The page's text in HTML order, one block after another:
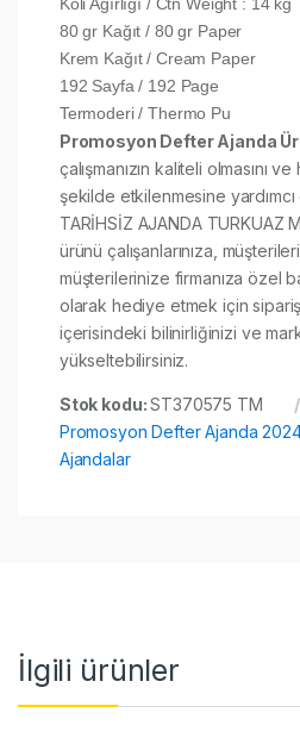
80 gr Kağıt / 80 gr Paper
Krem Kağıt / Cream Paper
192 Sayfa / 192 Page
Termoderi / Thermo Pu
Promosyon Defter Ajanda
çalışmanızın kaliteli olmasını
şekilde etkilenmesine yardımcı
TARİHSİZ AJANDA TURKUAZ
ürünü çalışanlarınıza,
müşterilerinize firmanıza özel
olarak hediye etmek için
içerisindeki bilinirliğinizi ve
yükseltebilirsiniz.
Stok kodu:ST370575 TM
Promosyon Defter Ajanda
Ajandalar
İlgili ürünler